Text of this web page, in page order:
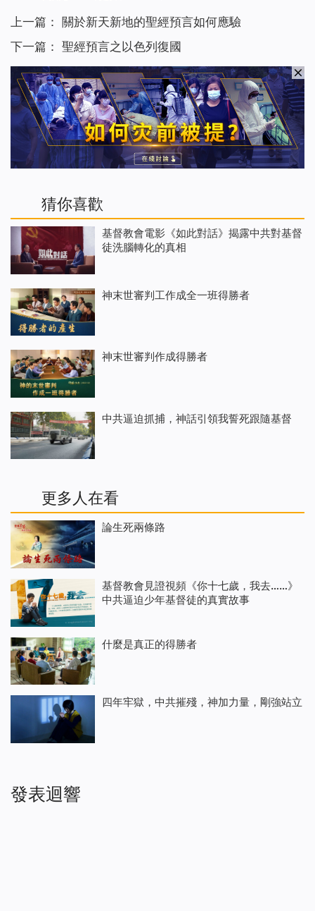
上一篇：
關於新天新地的聖經預言如何應驗
下一篇： 聖經預言之以色列復國
猜你喜歡
基督教會電影《如此對話》揭露中共對基督
徒洗腦轉化的真相
神末世審判工作成全一班得勝者
神末世審判作成得勝者
中共逼迫抓捕，神話引領我誓死跟隨基督
更多人在看
論生死兩條路
基督教會見證視頻《你十七歲，我去……》
中共逼迫少年基督徒的真實故事
什麼是真正的得勝者
四年牢獄，中共摧殘，神加力量，剛強站立
發表迴響